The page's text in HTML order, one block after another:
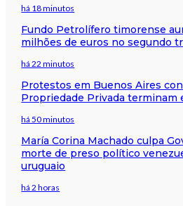
há 18 minutos
Fundo Petrolífero timorense
milhões de euros no segundo
há 22 minutos
Protestos em Buenos Aires
Propriedade Privada terminam
há 50 minutos
María Corina Machado culpa
morte de preso político
uruguaio
há 2 horas